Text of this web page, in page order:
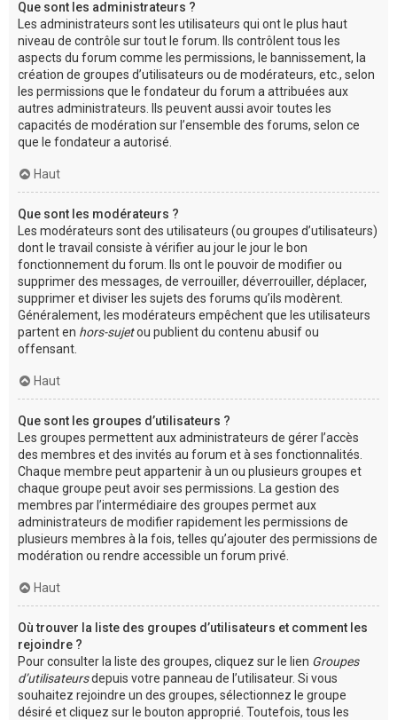
Que sont les administrateurs ?
Les administrateurs sont les utilisateurs qui ont le plus haut
niveau de contrôle sur tout le forum. Ils contrôlent tous les
aspects du forum comme les permissions, le bannissement, la
création de groupes d’utilisateurs ou de modérateurs, etc., selon
les permissions que le fondateur du forum a attribuées aux
autres administrateurs. Ils peuvent aussi avoir toutes les
capacités de modération sur l’ensemble des forums, selon ce
que le fondateur a autorisé.
Haut
Que sont les modérateurs ?
Les modérateurs sont des utilisateurs (ou groupes d’utilisateurs)
dont le travail consiste à vérifier au jour le jour le bon
fonctionnement du forum. Ils ont le pouvoir de modifier ou
supprimer des messages, de verrouiller, déverrouiller, déplacer,
supprimer et diviser les sujets des forums qu’ils modèrent.
Généralement, les modérateurs empêchent que les utilisateurs
partent en hors-sujetou publient du contenu abusif ou
offensant.
Haut
Que sont les groupes d’utilisateurs ?
Les groupes permettent aux administrateurs de gérer l’accès
des membres et des invités au forum et à ses fonctionnalités.
Chaque membre peut appartenir à un ou plusieurs groupes et
chaque groupe peut avoir ses permissions. La gestion des
membres par l’intermédiaire des groupes permet aux
administrateurs de modifier rapidement les permissions de
plusieurs membres à la fois, telles qu’ajouter des permissions de
modération ou rendre accessible un forum privé.
Haut
Où trouver la liste des groupes d’utilisateurs et comment les
rejoindre ?
Pour consulter la liste des groupes, cliquez sur le lien Groupes
d’utilisateursdepuis votre panneau de l’utilisateur. Si vous
souhaitez rejoindre un des groupes, sélectionnez le groupe
désiré et cliquez sur le bouton approprié. Toutefois, tous les